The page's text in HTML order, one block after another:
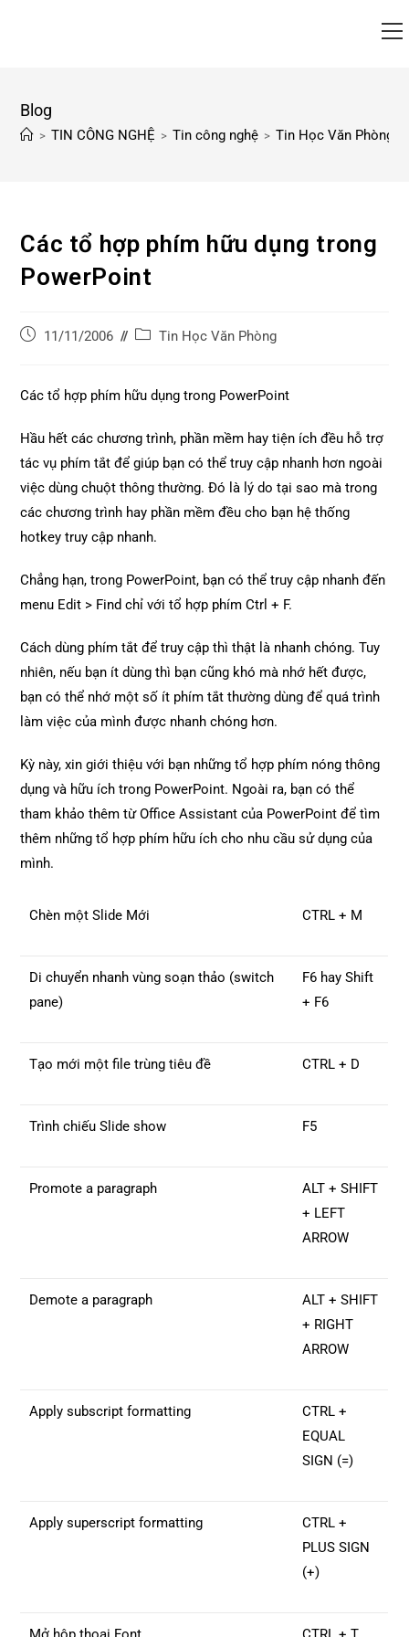
Blog
> TIN CÔNG NGHỆ > Tin công nghệ > Tin Học Văn Phòng
Các tổ hợp phím hữu dụng trong
PowerPoint
11/11/2006 Tin Học Văn Phòng
Các tổ hợp phím hữu dụng trong PowerPoint
Hầu hết các chương trình, phần mềm hay tiện ích đều hỗ trợ
tác vụ phím tắt để giúp bạn có thể truy cập nhanh hơn ngoài
việc dùng chuột thông thường. Đó là lý do tại sao mà trong
các chương trình hay phần mềm đều cho bạn hệ thống
hotkey truy cập nhanh.
Chẳng hạn, trong PowerPoint, bạn có thể truy cập nhanh đến
menu Edit > Find chỉ với tổ hợp phím Ctrl + F.
Cách dùng phím tắt để truy cập thì thật là nhanh chóng. Tuy
nhiên, nếu bạn ít dùng thì bạn cũng khó mà nhớ hết được,
bạn có thể nhớ một số ít phím tắt thường dùng để quá trình
làm việc của mình được nhanh chóng hơn.
Kỳ này, xin giới thiệu với bạn những tổ hợp phím nóng thông
dụng và hữu ích trong PowerPoint. Ngoài ra, bạn có thể
tham khảo thêm từ Office Assistant của PowerPoint để tìm
thêm những tổ hợp phím hữu ích cho nhu cầu sử dụng của
mình.
Chèn một Slide Mới CTRL + M
Di chuyển nhanh vùng soạn thảo (switch
pane)
F6 hay Shift
+ F6
Tạo mới một file trùng tiêu đề CTRL + D
Trình chiếu Slide show F5
Promote a paragraph
ALT + SHIFT
+ LEFT
ARROW
Demote a paragraph
ALT + SHIFT
+ RIGHT
ARROW
Apply subscript formatting
CTRL +
EQUAL
SIGN (=)
Apply superscript formatting
CTRL +
PLUS SIGN
(+)